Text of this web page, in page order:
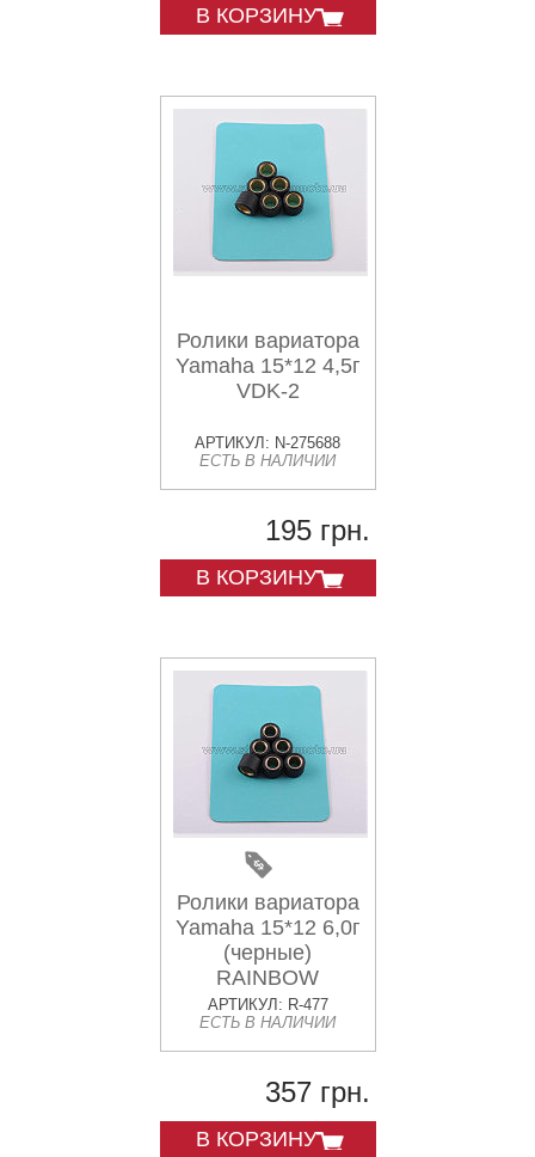
В КОРЗИНУ
Ролики вариатора
Yamaha 15*12 4,5г
VDK-2
АРТИКУЛ: N-275688
ЕСТЬ В НАЛИЧИИ
195 грн.
В КОРЗИНУ
Ролики вариатора
Yamaha 15*12 6,0г
(черные)
RAINBOW
АРТИКУЛ: R-477
ЕСТЬ В НАЛИЧИИ
357 грн.
В КОРЗИНУ